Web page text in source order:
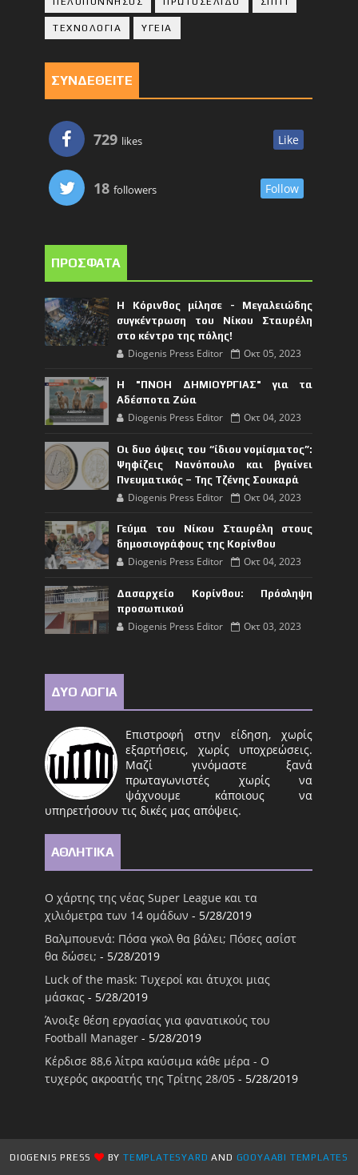
ΤΕΧΝΟΛΟΓΙΑ ΥΓΕΙΑ
ΣΥΝΔΕΘΕΙΤΕ
729 likes Like
18 followers Follow
ΠΡΟΣΦΑΤΑ
Η Κόρινθος μίλησε - Μεγαλειώδης
συγκέντρωση του Νίκου Σταυρέλη
στο κέντρο της πόλης!
Diogenis Press Editor Οκτ 05, 2023
Η "ΠΝΟΗ ΔΗΜΙΟΥΡΓΙΑΣ" για τα
Αδέσποτα Ζώα
Diogenis Press Editor Οκτ 04, 2023
Οι δυο όψεις του “ίδιου νομίσματος”:
Ψηφίζεις Νανόπουλο και βγαίνει
Πνευματικός – Της Τζένης Σουκαρά
Diogenis Press Editor Οκτ 04, 2023
Γεύμα του Νίκου Σταυρέλη στους
δημοσιογράφους της Κορίνθου
Diogenis Press Editor Οκτ 04, 2023
Δασαρχείο Κορίνθου: Πρόσληψη
προσωπικού
Diogenis Press Editor Οκτ 03, 2023
ΔΥΟ ΛΟΓΙΑ
Επιστροφή στην είδηση, χωρίς
εξαρτήσεις, χωρίς υποχρεώσεις.
Μαζί γινόμαστε ξανά
πρωταγωνιστές χωρίς να
ψάχνουμε κάποιους να
υπηρετήσουν τις δικές μας απόψεις.
ΑΘΛΗΤΙΚΑ
Ο χάρτης της νέας Super League και τα
χιλιόμετρα των 14 ομάδων - 5/28/2019
Βαλμπουενά: Πόσα γκολ θα βάλει; Πόσες ασίστ
θα δώσει; - 5/28/2019
Luck of the mask: Τυχεροί και άτυχοι μιας
μάσκας - 5/28/2019
Άνοιξε θέση εργασίας για φανατικούς του
Football Μanager - 5/28/2019
Κέρδισε 88,6 λίτρα καύσιμα κάθε μέρα - Ο
τυχερός ακροατής της Τρίτης 28/05 - 5/28/2019
DIOGENIS PRESS BYTEMPLATESYARD AND GOOYAABI TEMPLATES